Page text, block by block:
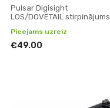
Pulsar Digisight
LOS/DOVETAIL stirpinājums
Pieejams uzreiz
€49.00